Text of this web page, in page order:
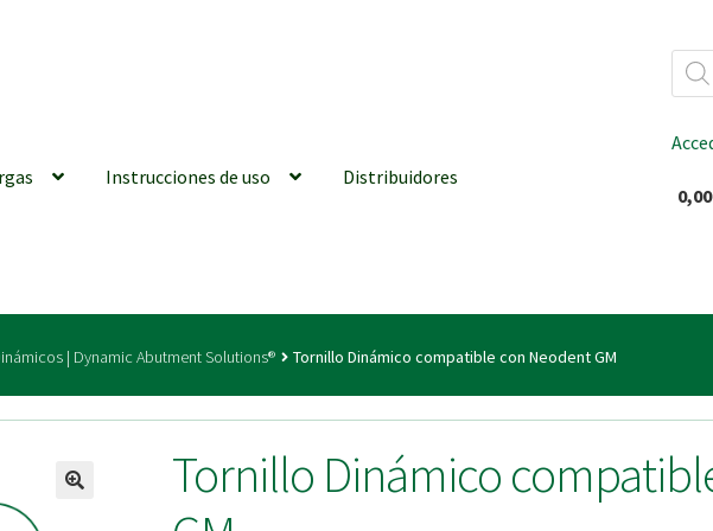
de
Instrucciones de uso Distribuidores
generales Conexiones CAD CAM Distribuidores Finalizar Pedido
| Tienda Online!
0,00
| Dynamic Abutment Solutions® Tornillo Dinámico compatible con Neodent GM
Tornillo Dinámico